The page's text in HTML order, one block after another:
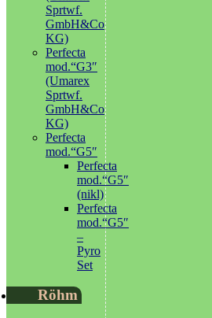
Sprtwf.
GmbH&Co
KG)
Perfecta
mod.“G3″
(Umarex
Sprtwf.
GmbH&Co
KG)
Perfecta
mod.“G5″
Perfecta
mod.“G5″
(nikl)
Perfecta
mod.“G5″
–
Pyro
Set
Röhm